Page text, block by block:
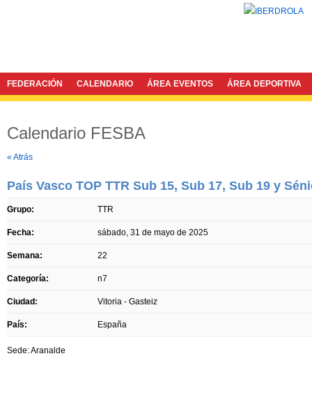
FEDERACIÓN CALENDARIO ÁREA EVENTOS ÁREA DEPORTIVA
Calendario FESBA
« Atrás
País Vasco TOP TTR Sub 15, Sub 17, Sub 19 y
Grupo: TTR
Fecha: sábado, 31 de mayo de 2025
Semana: 22
Categoría: n7
Ciudad: Vitoria - Gasteiz
País: España
Sede: Aranalde